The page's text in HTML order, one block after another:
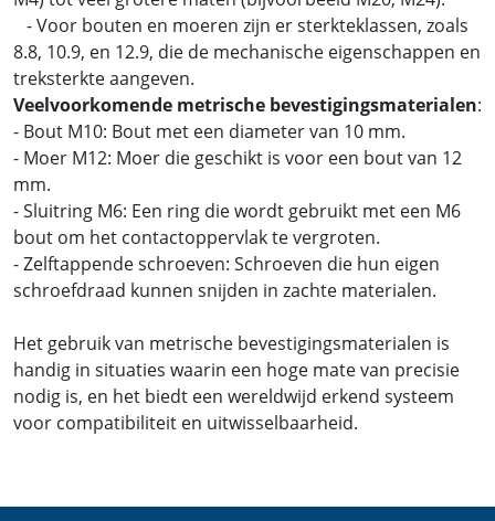
- Voor bouten en moeren zijn er sterkteklassen, zoals
8.8, 10.9, en 12.9, die de mechanische eigenschappen en
treksterkte aangeven.
Veelvoorkomende metrische bevestigingsmaterialen:
- Bout M10: Bout met een diameter van 10 mm.
- Moer M12: Moer die geschikt is voor een bout van 12
mm.
- Sluitring M6: Een ring die wordt gebruikt met een M6
bout om het contactoppervlak te vergroten.
- Zelftappende schroeven: Schroeven die hun eigen
schroefdraad kunnen snijden in zachte materialen.
Het gebruik van metrische bevestigingsmaterialen is
handig in situaties waarin een hoge mate van precisie
nodig is, en het biedt een wereldwijd erkend systeem
voor compatibiliteit en uitwisselbaarheid.